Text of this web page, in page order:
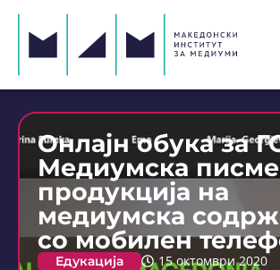
Онлајн обука за
Медиумска
продукција на
медиумска
со мобилен
Едукација 15 октомври 2020